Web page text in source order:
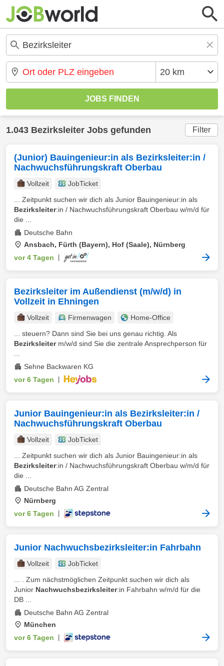
1.043 Bezirksleiter Jobs gefunden Filter
(Junior) Bauingenieur:in als Bezirksleiter:in /
Nachwuchsführungskraft Oberbau
Vollzeit
JobTicket
... Zeitpunkt suchen wir dich als Junior Bauingenieur:in als
Bezirksleiter:in / Nachwuchsführungskraft Oberbau w/m/d für
die ...
Deutsche Bahn
Ansbach, Fürth (Bayern), Hof (Saale), Nürnberg
vor 4 Tagen
Bezirksleiter im Außendienst (m/w/d) in
Vollzeit in Ehningen
Vollzeit Firmenwagen
Home-Office
... steuern? Dann sind Sie bei uns genau richtig. Als
Bezirksleiterm/w/d sind Sie die zentrale Ansprechperson für
Sehne Backwaren KG
vor 6 Tagen
Junior Bauingenieur:in als Bezirksleiter:in /
Nachwuchsführungskraft Oberbau
Vollzeit
JobTicket
... Zeitpunkt suchen wir dich als Junior Bauingenieur:in als
Bezirksleiter:in / Nachwuchsführungskraft Oberbau w/m/d für
die ...
Deutsche Bahn AG Zentral
Nürnberg
vor 6 Tagen
Junior Nachwuchsbezirksleiter:in Fahrbahn
Vollzeit
JobTicket
... . Zum nächstmöglichen Zeitpunkt suchen wir dich als
Junior Nachwuchsbezirksleiter:in Fahrbahn w/m/d für die
DB ...
Deutsche Bahn AG Zentral
München
vor 6 Tagen